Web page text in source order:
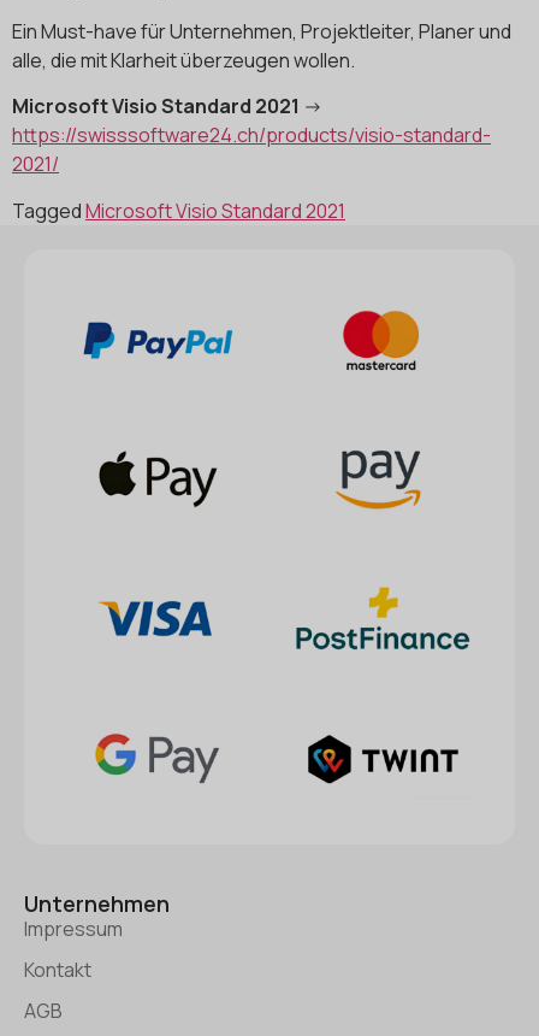
Ein Must-have für Unternehmen, Projektleiter, Planer und
alle, die mit Klarheit überzeugen wollen.
Microsoft Visio Standard 2021 ->
https://swisssoftware24.ch/products/visio-standard-
2021/
TaggedMicrosoft Visio Standard 2021
Unternehmen
Impressum
Kontakt
AGB